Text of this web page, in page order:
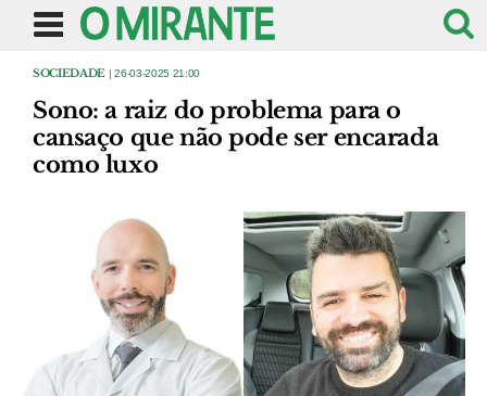
SOCIEDADE | 26-03-2025 21:00
Sono: a raiz do problema para o
cansaço que não pode ser encarada
como luxo